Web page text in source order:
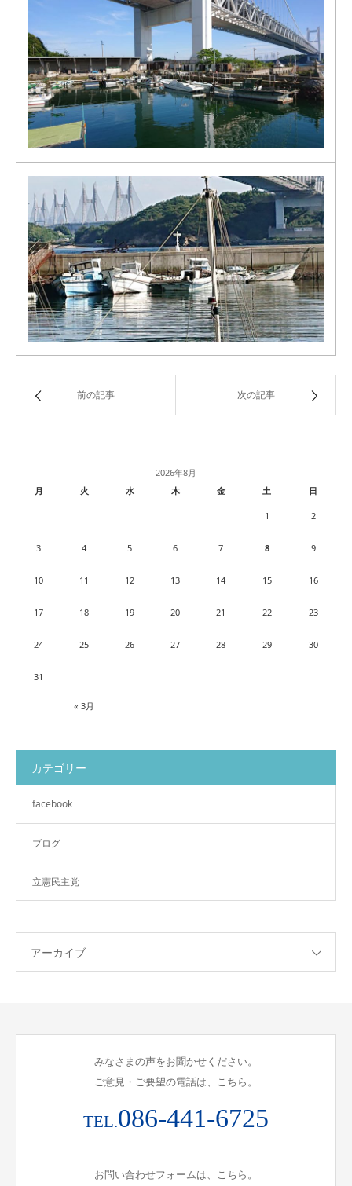
前の記事 次の記事
2026年8月
月
火 水 木 金 土 日
« 3月
1 2
3 4 5 6 7 8 9
10 11 12 13 14 15 16
17 18 19 20 21 22 23
24 25 26 27 28 29 30
31
カテゴリー
facebook
ブログ
立憲民主党
アーカイブ
みなさまの声をお聞かせください。
ご意見・ご要望の電話は、こちら。
TEL.086-441-6725
お問い合わせフォームは、こちら。